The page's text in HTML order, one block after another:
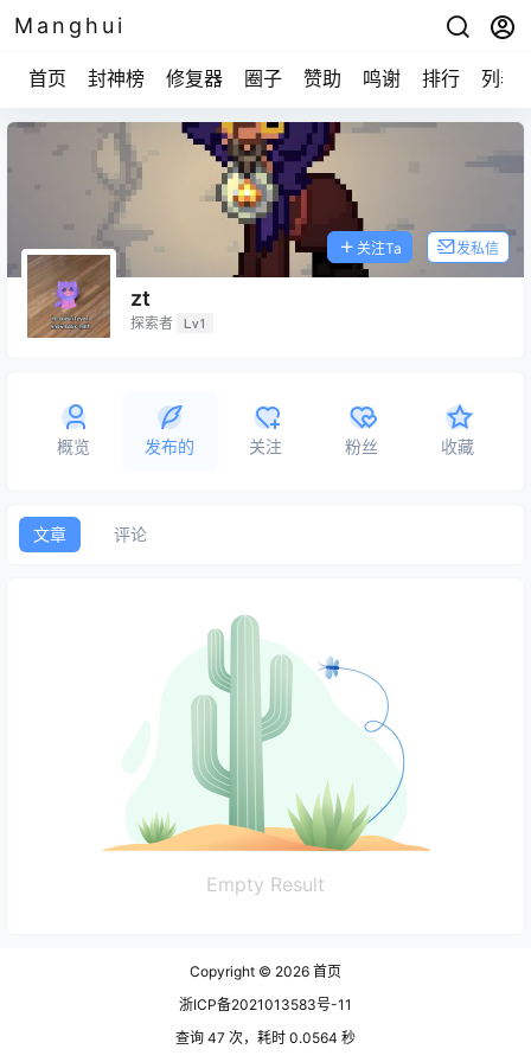
Manghui
首页 封神榜 修复器 圈子 赞助 鸣谢 排行 列表
zt
探索者 Lv1
关注Ta 发私信
概览 发布的 关注 粉丝 收藏
文章 评论
Empty Result
Copyright © 2026 首页
浙ICP备2021013583号-11
查询 47 次，耗时 0.0564 秒